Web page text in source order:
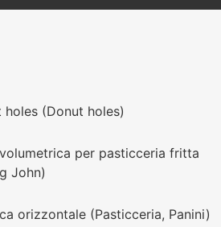
(Donut holes)
per pasticceria fritta
John)
orizzontale (Pasticceria, Panini)